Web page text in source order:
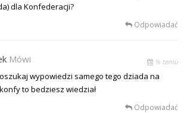
dla Konfederacji?
Odpowiadać
Mówi % temu
wypowiedzi samego tego dziada na
to bedziesz wiedział
Odpowiadać